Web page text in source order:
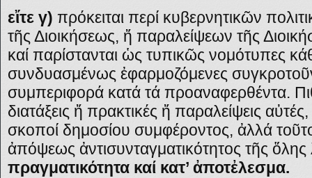
εἴτε γ) πρόκειται περί κυβερνητικῶν
τῆς Διοικήσεως, ἤ παραλείψεων τῆς
καί παρίστανται ὡς τυπικῶς νομότυπες
συνδυασμένως ἐφαρμοζόμενες
συμπεριφορά κατά τά προαναφερθέντα.
διατάξεις ἤ πρακτικές ἤ παραλείψεις
σκοποί δημοσίου συμφέροντος, ἀλλά
ἀπόψεως ἀντισυνταγματικότητος τῆς ὅλης
πραγματικότητα καί κατ’ ἀποτἐλεσμα.